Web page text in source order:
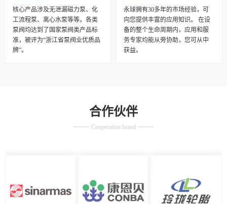
核心产品涉及无泄漏磁力泵、化
工流程泵、离心水泵等等。各类
泵阀均达到了国家泵阀类产品标
准，被评为“浙江省泵阀业优质品
牌”。
永球拥有30多年的市场经验，可
向您提供丰富的应用知识。 在设
备的整个生命周期内，应用和服
务专家均能从旁协助，您可从中
获益。
合作伙伴
Cooperation brand